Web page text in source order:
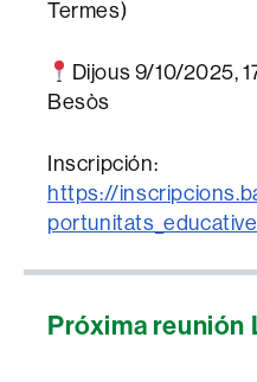
Termes)
Dijous 9/10/2025,
Besòs
Inscripción:
https://
Próxima reunión